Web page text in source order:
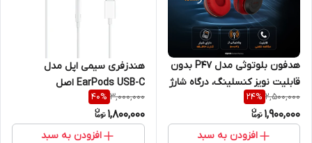
هدفون بلوتوثی مدل P47 بدون
قابلیت نویز کنسلینگ، درگاه شارژ
Micro USB، دارای شیار کارت
حافظه
2,500,000
24%
1,900,000
افزودن به سبد
هندزفری سیمی اپل مدل
EarPods USB-C اصل
3,000,000
40%
1,800,000
افزودن به سبد